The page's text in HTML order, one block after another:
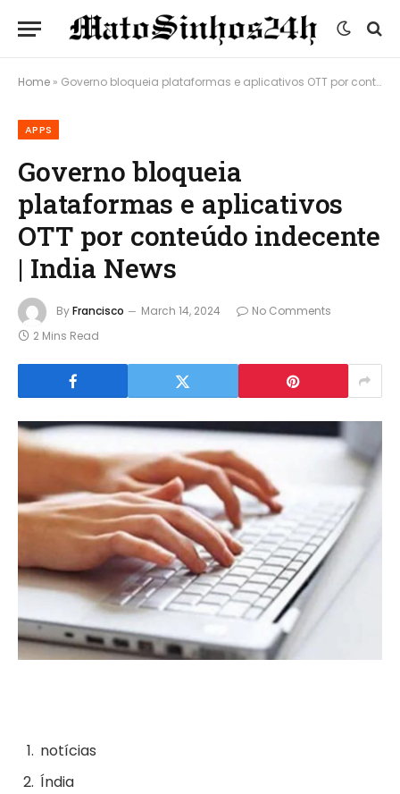
Home » Governo bloqueia plataformas e aplicativos OTT por conteúdo indecente | India News
APPS
Governo bloqueia
plataformas e aplicativos
OTT por conteúdo indecente
| India News
ByFrancisco March 14, 2024
No Comments
2 Mins Read
notícias
Índia